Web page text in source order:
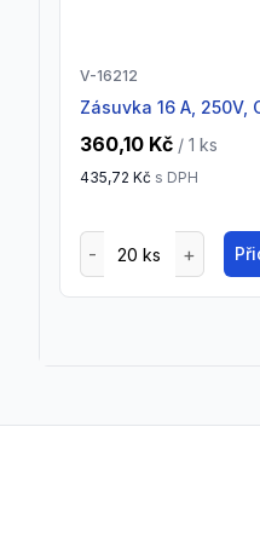
V-16212
Zásuvka 16 A, 250V,
360,10 Kč / 1 ks
435,72 Kč s DPH